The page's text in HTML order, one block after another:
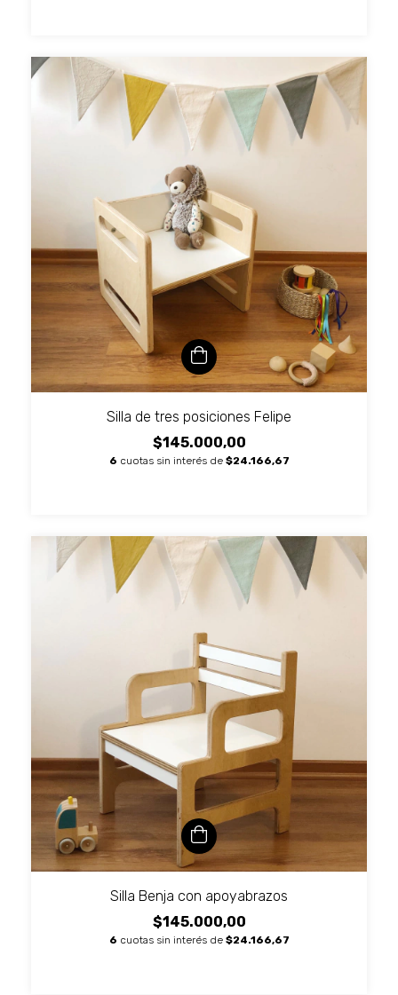
Silla de tres posiciones Felipe
$145.000,00
6 cuotas sin interés de $24.166,67
Silla Benja con apoyabrazos
$145.000,00
6 cuotas sin interés de $24.166,67